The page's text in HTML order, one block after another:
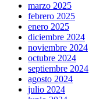
marzo 2025
febrero 2025
enero 2025
diciembre 2024
noviembre 2024
octubre 2024
septiembre 2024
agosto 2024
julio 2024